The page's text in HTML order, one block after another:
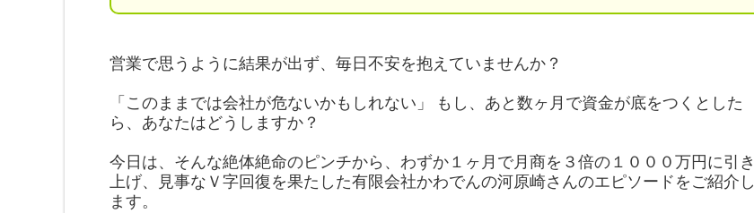
営業で思うように結果が出ず、毎日不安を抱えていませんか？
「このままでは会社が危ないかもしれない」 もし、あと数ヶ月で資金が底をつくとした
ら、あなたはどうしますか？
今日は、そんな絶体絶命のピンチから、わずか１ヶ月で月商を３倍の１０００万円に引き
上げ、見事なＶ字回復を果たした有限会社かわでんの河原崎さんのエピソードをご紹介し
ます。